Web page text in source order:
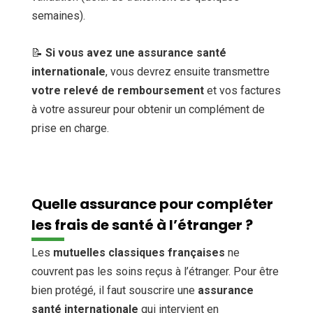
semaines).
📝 Si vous avez une assurance santé
internationale, vous devrez ensuite transmettre
votre relevé de remboursement et vos factures
à votre assureur pour obtenir un complément de
prise en charge.
Quelle assurance pour compléter
les frais de santé à l’étranger ?
Les mutuelles classiques françaises ne
couvrent pas les soins reçus à l’étranger. Pour être
bien protégé, il faut souscrire une assurance
santé internationale qui intervient en